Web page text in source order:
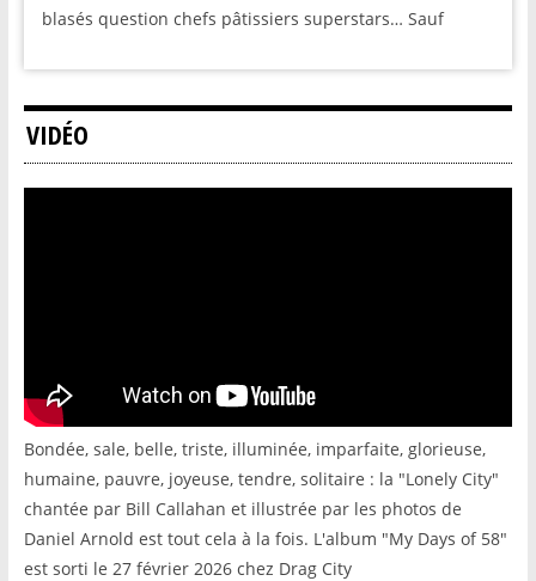
blasés question chefs pâtissiers superstars… Sauf
VIDÉO
Bondée, sale, belle, triste, illuminée, imparfaite, glorieuse,
humaine, pauvre, joyeuse, tendre, solitaire : la "Lonely City"
chantée par Bill Callahan et illustrée par les photos de
Daniel Arnold est tout cela à la fois. L'album "My Days of 58"
est sorti le 27 février 2026 chez Drag City